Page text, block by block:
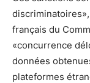
français du
«concurrence
données
plateformes